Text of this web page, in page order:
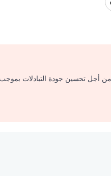
أجل تحسين جودة التبادلات